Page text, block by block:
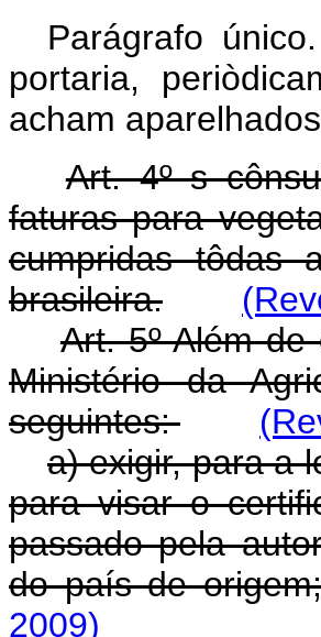
Parágrafo
portaria,
acham
Art. 4º s
faturas para
cumpridas tôdas
brasileira.
Art. 5º Além
Ministério da
seguintes:
a) exigir, para a
para visar o
passado pela
do país de
2009)